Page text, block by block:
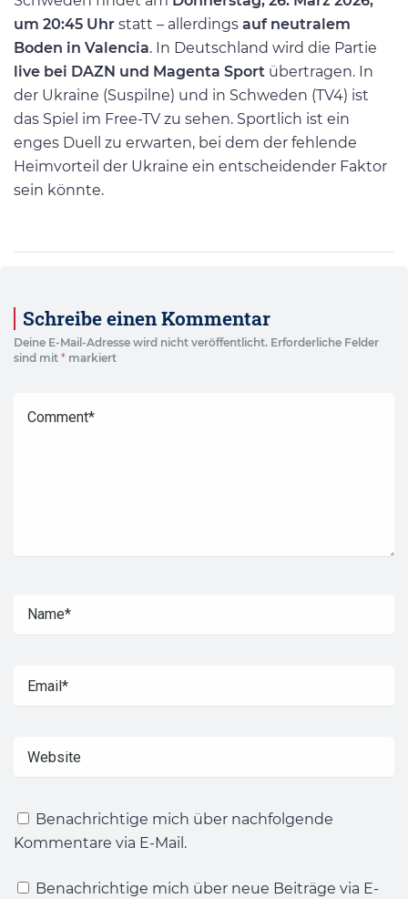
um 20:45 Uhr statt – allerdings auf neutralem
Boden in Valencia. In Deutschland wird die Partie
live bei DAZN und Magenta Sport übertragen. In
der Ukraine (Suspilne) und in Schweden (TV4) ist
das Spiel im Free-TV zu sehen. Sportlich ist ein
enges Duell zu erwarten, bei dem der fehlende
Heimvorteil der Ukraine ein entscheidender Faktor
sein könnte.
Schreibe einen Kommentar
Deine E-Mail-Adresse wird nicht veröffentlicht. Erforderliche Felder
sind mit * markiert
Benachrichtige mich über nachfolgende
Kommentare via E-Mail.
Benachrichtige mich über neue Beiträge via E-